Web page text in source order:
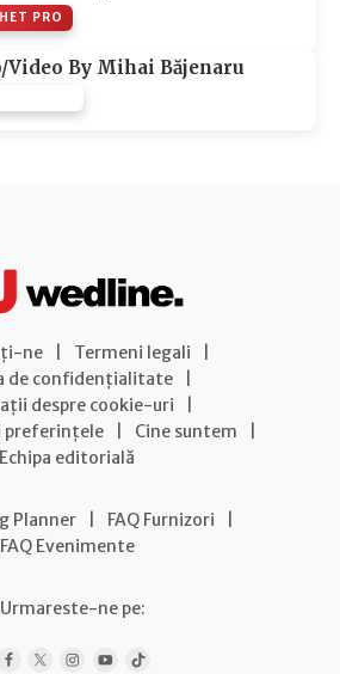
PRO
Video By Mihai Băjenaru
ne Termeni legali
de confidențialitate
despre cookie-uri
preferințele
Cine suntem
Echipa editorială
Planner FAQ Furnizori
FAQ Evenimente
Urmareste-ne pe: